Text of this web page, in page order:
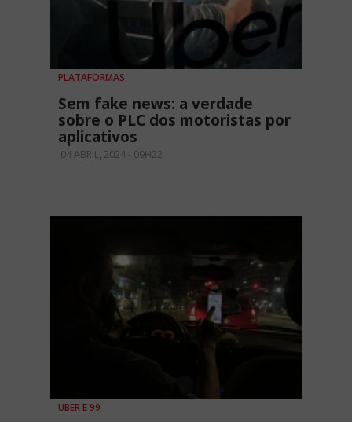
PLATAFORMAS
Sem fake news: a verdade
sobre o PLC dos motoristas por
aplicativos
04 ABRIL, 2024 - 09H22
UBER E 99